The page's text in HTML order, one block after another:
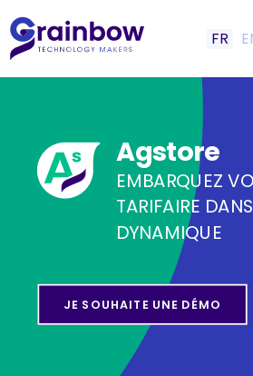
FR
Agstore
EMBARQUEZ
TARIFAIRE
DYNAMIQUE
JE SOUHAITE UNE DÉMO